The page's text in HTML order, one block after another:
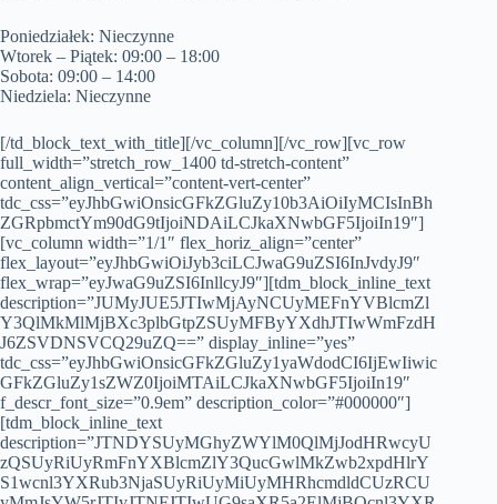
Poniedziałek: Nieczynne
Wtorek – Piątek: 09:00 – 18:00
Sobota: 09:00 – 14:00
Niedziela: Nieczynne
[/td_block_text_with_title][/vc_column][/vc_row][vc_row
full_width=”stretch_row_1400 td-stretch-content”
content_align_vertical=”content-vert-center”
tdc_css=”eyJhbGwiOnsicGFkZGluZy10b3AiOiIyMCIsInBh
ZGRpbmctYm90dG9tIjoiNDAiLCJkaXNwbGF5IjoiIn19″]
[vc_column width=”1/1″ flex_horiz_align=”center”
flex_layout=”eyJhbGwiOiJyb3ciLCJwaG9uZSI6InJvdyJ9″
flex_wrap=”eyJwaG9uZSI6InllcyJ9″][tdm_block_inline_text
description=”JUMyJUE5JTIwMjAyNCUyMEFnYVBlcmZl
Y3QlMkMlMjBXc3plbGtpZSUyMFByYXdhJTIwWmFzdH
J6ZSVDNSVCQ29uZQ==” display_inline=”yes”
tdc_css=”eyJhbGwiOnsicGFkZGluZy1yaWdodCI6IjEwIiwic
GFkZGluZy1sZWZ0IjoiMTAiLCJkaXNwbGF5IjoiIn19″
f_descr_font_size=”0.9em” description_color=”#000000″]
[tdm_block_inline_text
description=”JTNDYSUyMGhyZWYlM0QlMjJodHRwcyU
zQSUyRiUyRmFnYXBlcmZlY3QucGwlMkZwb2xpdHlrY
S1wcnl3YXRub3NjaSUyRiUyMiUyMHRhcmdldCUzRCU